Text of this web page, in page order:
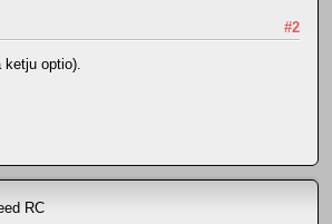
#2
optio).
RC